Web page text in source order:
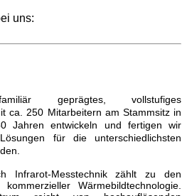
uns:
geprägtes, vollstufiges
ca. 250 Mitarbeitern am Stammsitz in
Jahren entwickeln und fertigen wir
für die unterschiedlichsten
Infrarot-Messtechnik zähltzu den
Wärmebildtechnologie.